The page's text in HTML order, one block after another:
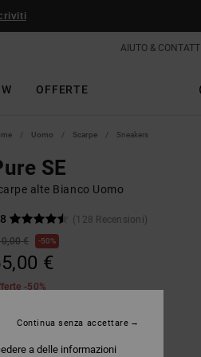
AIUTO & CONTATTI
OFFERTE
Uomo Scarpe Sneakers
SE
alte Bianco Uomo
(128 Recensioni)
€
50%
€
-50%
a delle informazioni
Continua senza accettare